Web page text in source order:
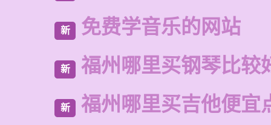
新 免费学音乐的网站
新 福州哪里买钢琴比较
新 福州哪里买吉他便宜